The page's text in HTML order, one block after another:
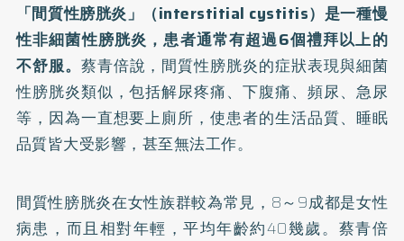
「間質性膀胱炎」（interstitial cystitis）是一種慢
性非細菌性膀胱炎，患者通常有超過6個禮拜以上的
不舒服。 蔡青倍說，間質性膀胱炎的症狀表現與細菌
性膀胱炎類似，包括解尿疼痛、下腹痛、頻尿、急尿
等，因為一直想要上廁所，使患者的生活品質、睡眠
品質皆大受影響，甚至無法工作。
間質性膀胱炎在女性族群較為常見，8～9成都是女性
病患，而且相對年輕，平均年齡約40幾歲。蔡青倍